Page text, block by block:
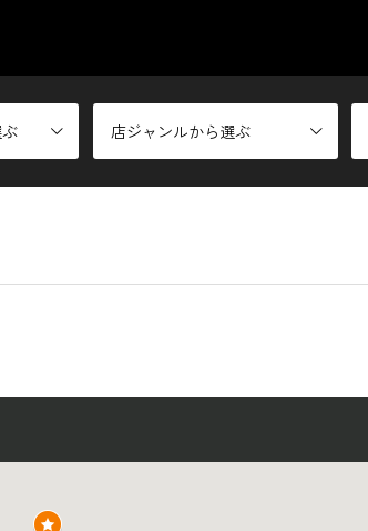
店ジャンルから選ぶ